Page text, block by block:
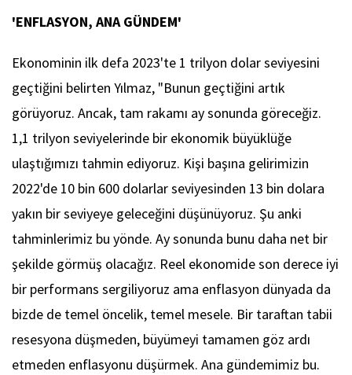
'ENFLASYON, ANA GÜNDEM'
Ekonominin ilk defa 2023'te 1 trilyon dolar seviyesini
geçtiğini belirten Yılmaz, "Bunun geçtiğini artık
görüyoruz. Ancak, tam rakamı ay sonunda göreceğiz.
1,1 trilyon seviyelerinde bir ekonomik büyüklüğe
ulaştığımızı tahmin ediyoruz. Kişi başına gelirimizin
2022'de 10 bin 600 dolarlar seviyesinden 13 bin dolara
yakın bir seviyeye geleceğini düşünüyoruz. Şu anki
tahminlerimiz bu yönde. Ay sonunda bunu daha net bir
şekilde görmüş olacağız. Reel ekonomide son derece iyi
bir performans sergiliyoruz ama enflasyon dünyada da
bizde de temel öncelik, temel mesele. Bir taraftan tabii
resesyona düşmeden, büyümeyi tamamen göz ardı
etmeden enflasyonu düşürmek. Ana gündemimiz bu.